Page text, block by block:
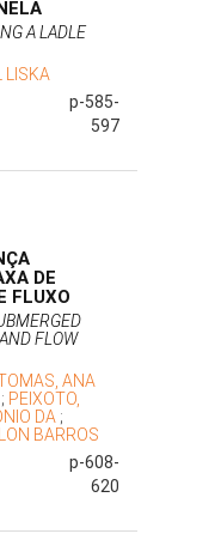
A LADLE
LISKA
p-585-
597
DE
FLUXO
FLOW
ANA
; PEIXOTO,
DA ;
BARROS
p-608-
620